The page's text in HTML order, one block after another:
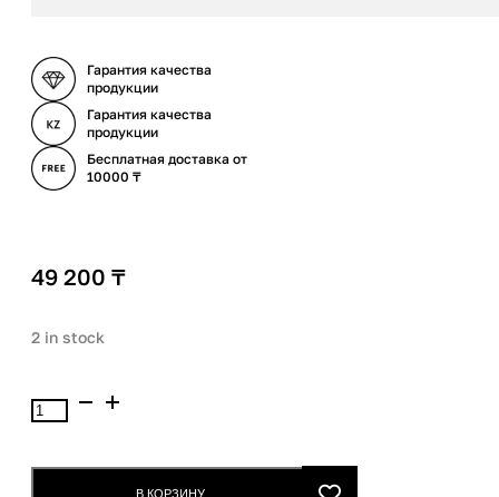
Гарантия качества
продукции
Гарантия качества
продукции
Бесплатная доставка от
10000 ₸
49 200 ₸
2 in stock
Babor
ампульный
В КОРЗИНУ